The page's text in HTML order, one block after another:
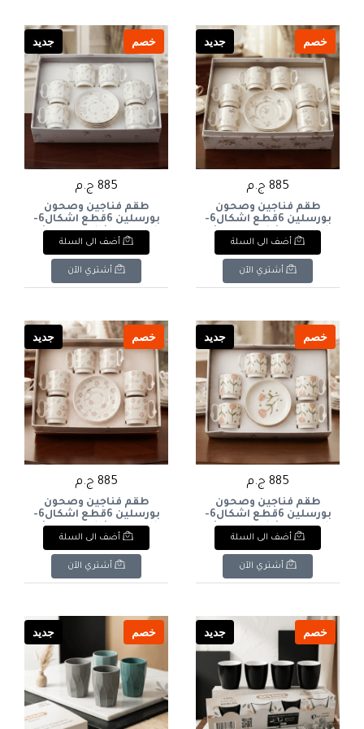
خصم جديد
885 ج.م
طقم فناجين وصحون
بورسلين 6قطع اشكال6-
piece porcelain cup and
saucer set in various
shapes
أضف الى السلة
أشتري الآن
خصم جديد
885 ج.م
طقم فناجين وصحون
بورسلين 6قطع اشكال6-
piece porcelain cup and
saucer set in various
shapes
أضف الى السلة
أشتري الآن
خصم جديد
885 ج.م
طقم فناجين وصحون
بورسلين 6قطع اشكال6-
piece porcelain cup and
saucer set in various
shapes
أضف الى السلة
أشتري الآن
خصم جديد
885 ج.م
طقم فناجين وصحون
بورسلين 6قطع اشكال6-
piece porcelain cup and
saucer set in various
shapes
أضف الى السلة
أشتري الآن
خصم جديد خصم جديد